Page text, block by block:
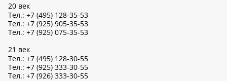
20 век
Тел.: +7 (495) 128-35-53
Тел.: +7 (925) 905-35-53
Тел.: +7 (925) 075-35-53
21 век
Тел.: +7 (495) 128-30-55
Тел.: +7 (925) 333-30-55
Тел.: +7 (926) 333-30-55